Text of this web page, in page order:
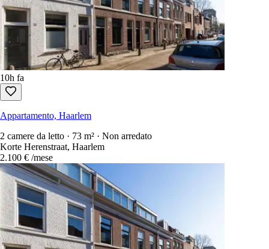
10h fa
Appartamento, Haarlem
2 camere da letto · 73 m² · Non arredato
Korte Herenstraat, Haarlem
2.100 € /mese